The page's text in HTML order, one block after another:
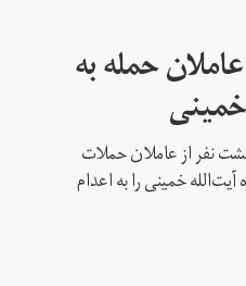
حمله به
هشت نفر از عاملان حملات
خمینی را به اعدام